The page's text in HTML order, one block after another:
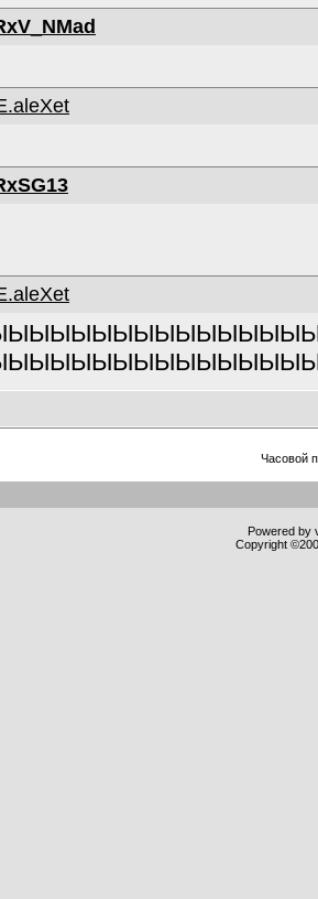
Часовой
Powered by
Copyright